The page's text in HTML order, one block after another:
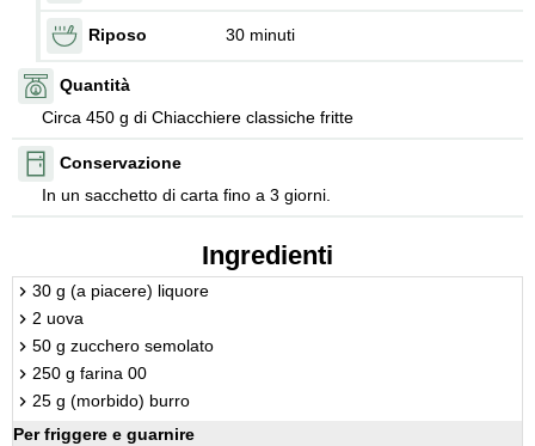
Riposo 30 minuti
Quantità
Circa 450 g di Chiacchiere classiche fritte
Conservazione
In un sacchetto di carta fino a 3 giorni.
Ingredienti
30 g (a piacere) liquore
2 uova
50 g zucchero semolato
250 g farina 00
25 g (morbido) burro
Per friggere e guarnire